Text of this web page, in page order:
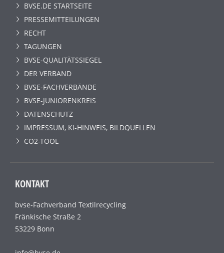
BVSE.DE STARTSEITE
PRESSEMITTEILUNGEN
RECHT
TAGUNGEN
BVSE-QUALITÄTSSIEGEL
DER VERBAND
BVSE-FACHVERBÄNDE
BVSE-JUNIORENKREIS
DATENSCHUTZ
IMPRESSUM, KI-HINWEIS, BILDQUELLEN
CO2-TOOL
KONTAKT
bvse-Fachverband Textilrecycling
Fränkische Straße 2
53229 Bonn